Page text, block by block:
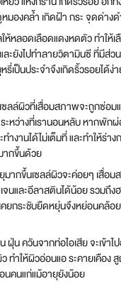
มองคล้ำ เกิดฝ้า กระ จุดด่าง
ห้หลอดเลือดแดงหดตัว ทำให้เ
ละยังไปทำลายวิตามินซี ที่มีส่ว
เป็นประจำจึงเกิดริ้วรอยได้ง่
ลล์ผิวที่เสื่อมสภาพจะถูกซ่อม
ะหว่างที่เรานอนหลับ หากพัก
ำงานได้ไม่เต็มที่ และทำให้ร่า
ากขึ้นด้วย
มากขึ้นเซลล์ผิวจะค่อยๆ เสื่อม
นและอีลาสตินได้น้อย รวมถึงฮ
ยกระชับยืดหยุ่นจึงหย่อนคล้อย
น ฝุ่น ควันจากท่อไอเสีย จะเข้
ทำให้ผิวอ่อนแอ ระคายเคือง
นคนแก่แม้อายุยังน้อย